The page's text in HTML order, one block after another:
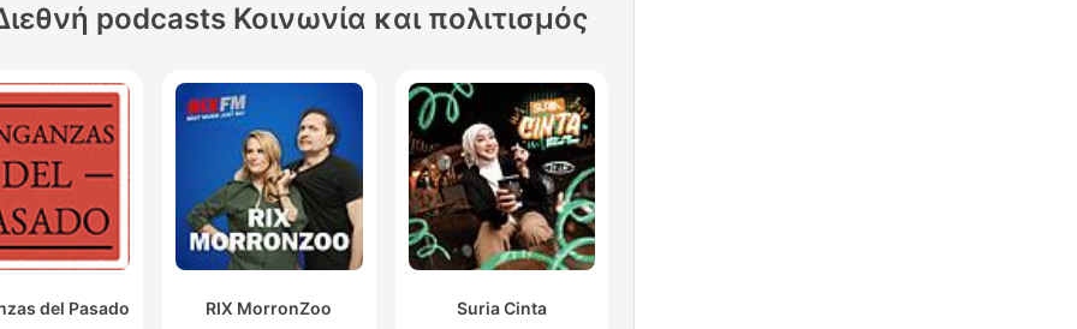
podcasts Κοινωνία και πολιτισμός
del Pasado RIX MorronZoo Suria Cinta